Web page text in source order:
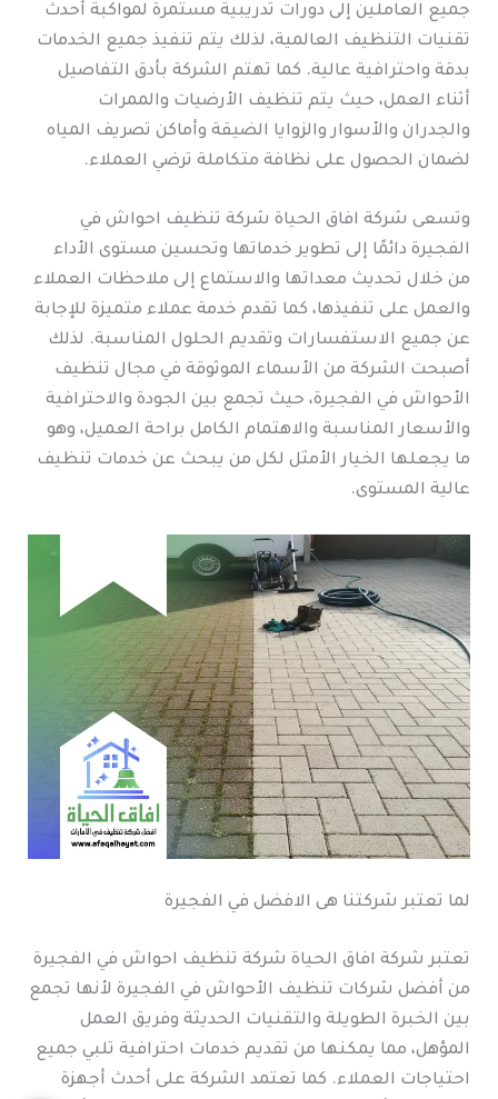
جميع العاملين إلى دورات تدريبية مستمرة لمواكبة أحدث
تقنيات التنظيف العالمية، لذلك يتم تنفيذ جميع الخدمات
بدقة واحترافية عالية. كما تهتم الشركة بأدق التفاصيل
أثناء العمل، حيث يتم تنظيف الأرضيات والممرات
والجدران والأسوار والزوايا الضيقة وأماكن تصريف المياه
لضمان الحصول على نظافة متكاملة ترضي العملاء.
وتسعى شركة افاق الحياة شركة تنظيف احواش في
الفجيرة دائمًا إلى تطوير خدماتها وتحسين مستوى الأداء
من خلال تحديث معداتها والاستماع إلى ملاحظات العملاء
والعمل على تنفيذها، كما تقدم خدمة عملاء متميزة للإجابة
عن جميع الاستفسارات وتقديم الحلول المناسبة. لذلك
أصبحت الشركة من الأسماء الموثوقة في مجال تنظيف
الأحواش في الفجيرة، حيث تجمع بين الجودة والاحترافية
والأسعار المناسبة والاهتمام الكامل براحة العميل، وهو
ما يجعلها الخيار الأمثل لكل من يبحث عن خدمات تنظيف
عالية المستوى.
لما تعتبر شركتنا هى الافضل في الفجيرة
تعتبر شركة افاق الحياة شركة تنظيف احواش في الفجيرة
من أفضل شركات تنظيف الأحواش في الفجيرة لأنها تجمع
بين الخبرة الطويلة والتقنيات الحديثة وفريق العمل
المؤهل، مما يمكنها من تقديم خدمات احترافية تلبي جميع
احتياجات العملاء. كما تعتمد الشركة على أحدث أجهزة